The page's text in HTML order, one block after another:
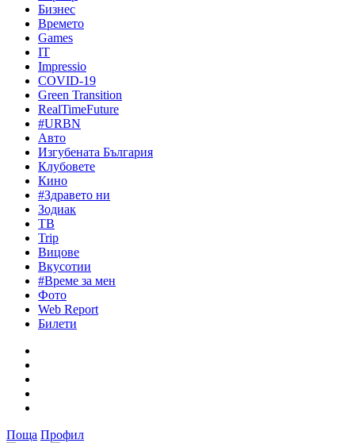
Бизнес
Времето
Games
IT
Impressio
COVID-19
Green Transition
RealTimeFuture
#URBN
Авто
Изгубената България
Клубовете
Кино
#Здравето ни
Зодиак
ТВ
Trip
Вицове
Вкусотии
#Време за мен
Фото
Web Report
Билети
Поща Профил